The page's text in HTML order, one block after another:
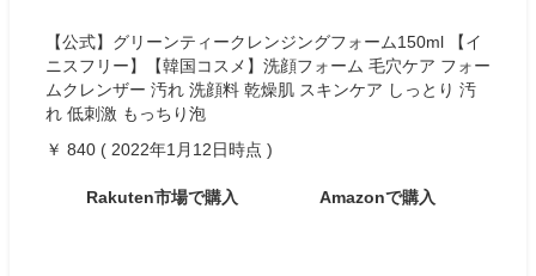
【公式】グリーンティークレンジングフォーム150ml 【イ
ニスフリー】【韓国コスメ】洗顔フォーム 毛穴ケア フォー
ムクレンザー 汚れ 洗顔料 乾燥肌 スキンケア しっとり 汚
れ 低刺激 もっちり泡
￥ 840 ( 2022年1月12日時点 )
Rakuten市場で購入 Amazonで購入